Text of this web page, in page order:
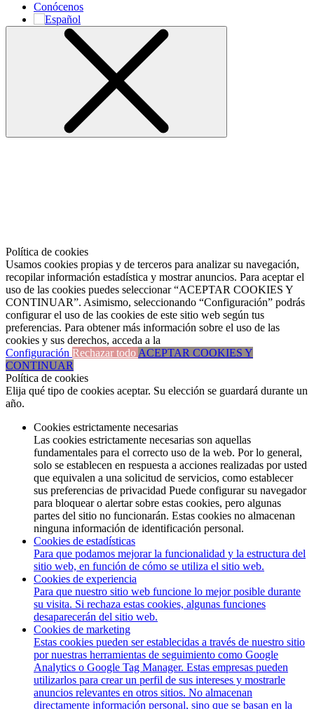
Conócenos
Política de cookies
Usamos cookies propias y de terceros para analizar su navegación,
recopilar información estadística y mostrar anuncios. Para aceptar el
uso de las cookies puedes seleccionar “ACEPTAR COOKIES Y
CONTINUAR”. Asimismo, seleccionando “Configuración” podrás
configurar el uso de las cookies de este sitio web según tus
preferencias. Para obtener más información sobre el uso de las
cookies y sus derechos, acceda a la
Configuración Rechazar todo ACEPTAR COOKIES Y
CONTINUAR
Política de cookies
Elija qué tipo de cookies aceptar. Su elección se guardará durante un
año.
Cookies estrictamente necesarias
Las cookies estrictamente necesarias son aquellas
fundamentales para el correcto uso de la web. Por lo general,
solo se establecen en respuesta a acciones realizadas por usted
que equivalen a una solicitud de servicios, como establecer
sus preferencias de privacidad Puede configurar su navegador
para bloquear o alertar sobre estas cookies, pero algunas
partes del sitio no funcionarán. Estas cookies no almacenan
ninguna información de identificación personal.
Cookies de estadísticas
Para que podamos mejorar la funcionalidad y la estructura del
sitio web, en función de cómo se utiliza el sitio web.
Cookies de experiencia
Para que nuestro sitio web funcione lo mejor posible durante
su visita. Si rechaza estas cookies, algunas funciones
desaparecerán del sitio web.
Cookies de marketing
Estas cookies pueden ser establecidas a través de nuestro sitio
por nuestras herramientas de seguimiento como Google
Analytics o Google Tag Manager. Estas empresas pueden
utilizarlos para crear un perfil de sus intereses y mostrarle
anuncios relevantes en otros sitios. No almacenan
directamente información personal, sino que se basan en la